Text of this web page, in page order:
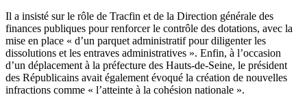
Il a insisté sur le rôle de Tracfin et de la Direction générale des
finances publiques pour renforcer le contrôle des dotations, avec la
mise en place « d’un parquet administratif pour diligenter les
dissolutions et les entraves administratives ». Enfin, à l’occasion
d’un déplacement à la préfecture des Hauts-de-Seine, le président
des Républicains avait également évoqué la création de nouvelles
infractions comme « l’atteinte à la cohésion nationale ».